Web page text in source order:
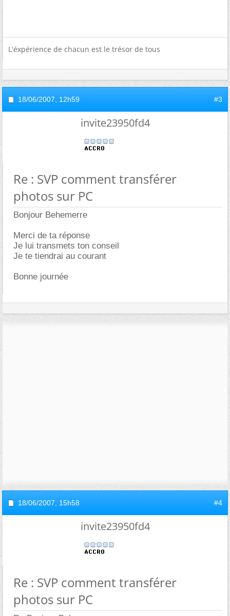
L'éxpérience de chacun est le trésor de tous
18/06/2007, 12h59 #3
invite23950fd4
Re : SVP comment transférer
photos sur PC
Bonjour Behemerre
Merci de ta réponse
Je lui transmets ton conseil
Je te tiendrai au courant
Bonne journée
18/06/2007, 15h58 #4
invite23950fd4
Re : SVP comment transférer
photos sur PC